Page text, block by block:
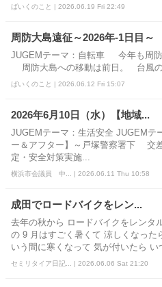
ばいくのこと | 2026.06.19 Fri 22:49
周防大島遠征～2026年-1日目～
JUGEMテーマ：自転車 今年も周防
周防大島への移動は前日。 台風の
ばいくのこと | 2026.06.12 Fri 15:07
2026年6月10日（水）【地域...
JUGEMテーマ：生活安全 JUGEM
ー＆アフター】～戸塚警察署下 交
定・安全対策実施...
横浜市会議員 中... | 2026.06.11 Thu 10:58
成田でロードバイクをレン...
去年の秋から ロードバイクをレンタ
の 9 月はすごく暑くて 涼しくなった
いう間に寒くなって 気が付いたら い
セミリタイア日記... | 2026.06.06 Sat 21:20